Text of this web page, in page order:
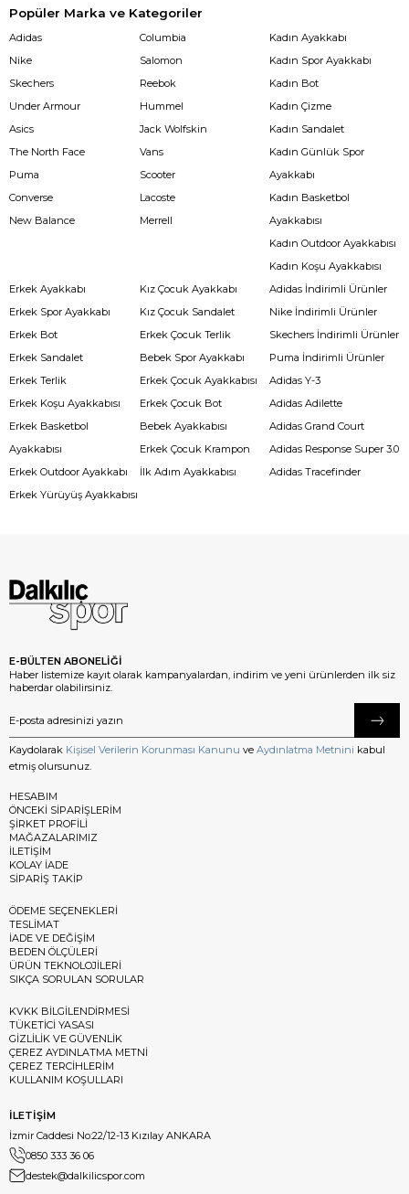
Popüler Marka ve Kategoriler
Adidas
Nike
Skechers
Under Armour
Asics
The North Face
Puma
Converse
New Balance
Columbia
Salomon
Reebok
Hummel
Jack Wolfskin
Vans
Scooter
Lacoste
Merrell
Kadın Ayakkabı
Kadın Spor Ayakkabı
Kadın Bot
Kadın Çizme
Kadın Sandalet
Kadın Günlük Spor
Ayakkabı
Kadın Basketbol
Ayakkabısı
Kadın Outdoor Ayakkabısı
Kadın Koşu Ayakkabısı
Erkek Ayakkabı
Erkek Spor Ayakkabı
Erkek Bot
Erkek Sandalet
Erkek Terlik
Erkek Koşu Ayakkabısı
Erkek Basketbol
Ayakkabısı
Erkek Outdoor Ayakkabı
Erkek Yürüyüş Ayakkabısı
Kız Çocuk Ayakkabı
Kız Çocuk Sandalet
Erkek Çocuk Terlik
Bebek Spor Ayakkabı
Erkek Çocuk Ayakkabısı
Erkek Çocuk Bot
Bebek Ayakkabısı
Erkek Çocuk Krampon
İlk Adım Ayakkabısı
Adidas İndirimli Ürünler
Nike İndirimli Ürünler
Skechers İndirimli Ürünler
Puma İndirimli Ürünler
Adidas Y-3
Adidas Adilette
Adidas Grand Court
Adidas Response Super 3.0
Adidas Tracefinder
E-BÜLTEN ABONELİĞİ
Haber listemize kayıt olarak kampanyalardan, indirim ve yeni ürünlerden ilk siz
haberdar olabilirsiniz.
Kaydolarak Kişisel Verilerin Korunması Kanunu ve Aydınlatma Metnini kabul
etmiş olursunuz.
HESABIM
ÖNCEKİ SİPARİŞLERİM
ŞİRKET PROFİLİ
MAĞAZALARIMIZ
İLETİŞİM
KOLAY İADE
SİPARİŞ TAKİP
ÖDEME SEÇENEKLERİ
TESLİMAT
İADE VE DEĞİŞİM
BEDEN ÖLÇÜLERİ
ÜRÜN TEKNOLOJİLERİ
SIKÇA SORULAN SORULAR
KVKK BİLGİLENDİRMESİ
TÜKETİCİ YASASI
GİZLİLİK VE GÜVENLİK
ÇEREZ AYDINLATMA METNİ
ÇEREZ TERCİHLERİM
KULLANIM KOŞULLARI
İLETİŞİM
İzmir Caddesi No:22/12-13 Kızılay ANKARA
0850 333 36 06
destek@dalkilicspor.com